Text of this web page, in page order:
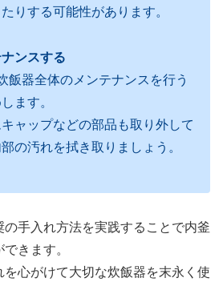
りする可能性があります。
ンスする
飯器全体のメンテナンスを行う
ます。
ャップなどの部品も取り外して
の汚れを拭き取りましょう。
手入れ方法を実践することで内釜
きます。
心がけて大切な炊飯器を末永く使